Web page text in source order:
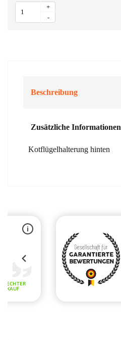
Kotflügelhalterung
hinten
Menge
+
-
Beschreibung
Zusätzliche Informationen
Kotflügelhalterung hinten